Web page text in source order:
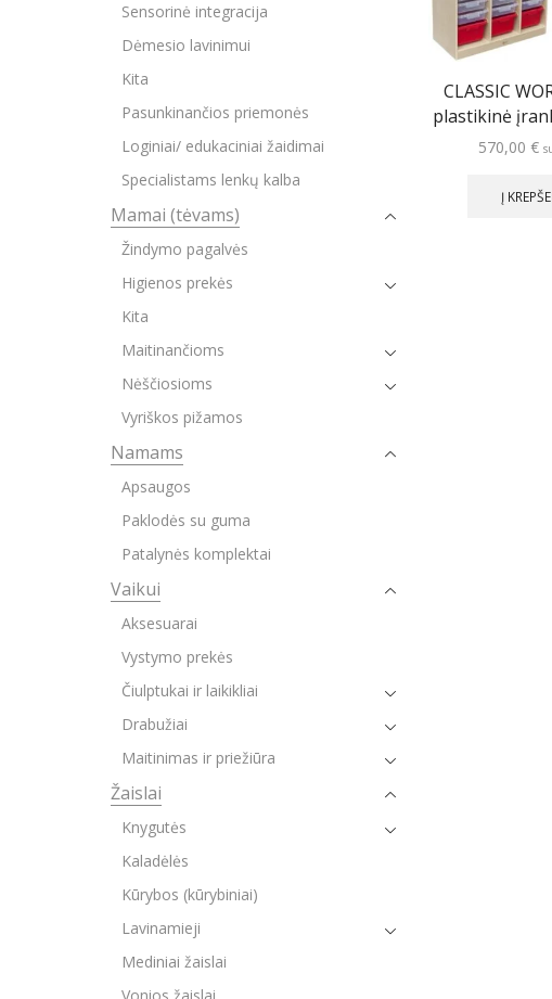
CLASSIC
plastikinė
570,00€
Į
Sensorinė integracija
Dėmesio lavinimui
Kita
Pasunkinančios priemonės
Loginiai/ edukaciniai žaidimai
Specialistams lenkų kalba
Mamai (tėvams)
Žindymo pagalvės
Higienos prekės
Kita
Maitinančioms
Nėščiosioms
Vyriškos pižamos
Namams
Apsaugos
Paklodės su guma
Patalynės komplektai
Vaikui
Aksesuarai
Vystymo prekės
Čiulptukai ir laikikliai
Drabužiai
Maitinimas ir priežiūra
Žaislai
Knygutės
Kaladėlės
Kūrybos (kūrybiniai)
Lavinamieji
Mediniai žaislai